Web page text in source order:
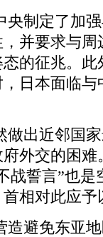
央制定了加
并要求与
的征兆。
日本面临
出近邻国
外交的困
战誓言”也
相对此应
避免东亚